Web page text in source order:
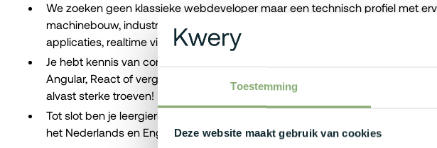
Toestemming
Deze website maakt gebruik van cookies
We zoeken geen klassieke webdeveloper maar een technisch profiel met
machinebouw, industriële software of technische omgevingen. Kennis van
applicaties, realtime visualisaties en interfaces zijn alvast sterke troeven!
Je hebt kennis van complexe applicaties, realtime visualisaties en interfaces.
Angular, React of vergelijkbaar, en vertrouwd met Javascript/Typescript,
alvast sterke troeven!
Tot slot ben je leergierig en werk je graag in cross-functionele teams. Je drukt
het Nederlands en Engels.